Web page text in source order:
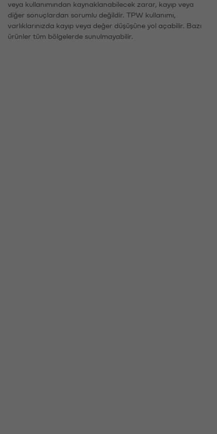
veya kullanımından kaynaklanabilecek zarar, kayıp veya
diğer sonuçlardan sorumlu değildir. TPW kullanımı,
varlıklarınızda kayıp veya değer düşüşüne yol açabilir. Bazı
ürünler tüm bölgelerde sunulmayabilir.